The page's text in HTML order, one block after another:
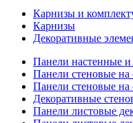
Карнизы и
Карнизы
Декоративные
Панели настенные
Панели стеновые
Панели стеновые
Декоративные
Панели листовые